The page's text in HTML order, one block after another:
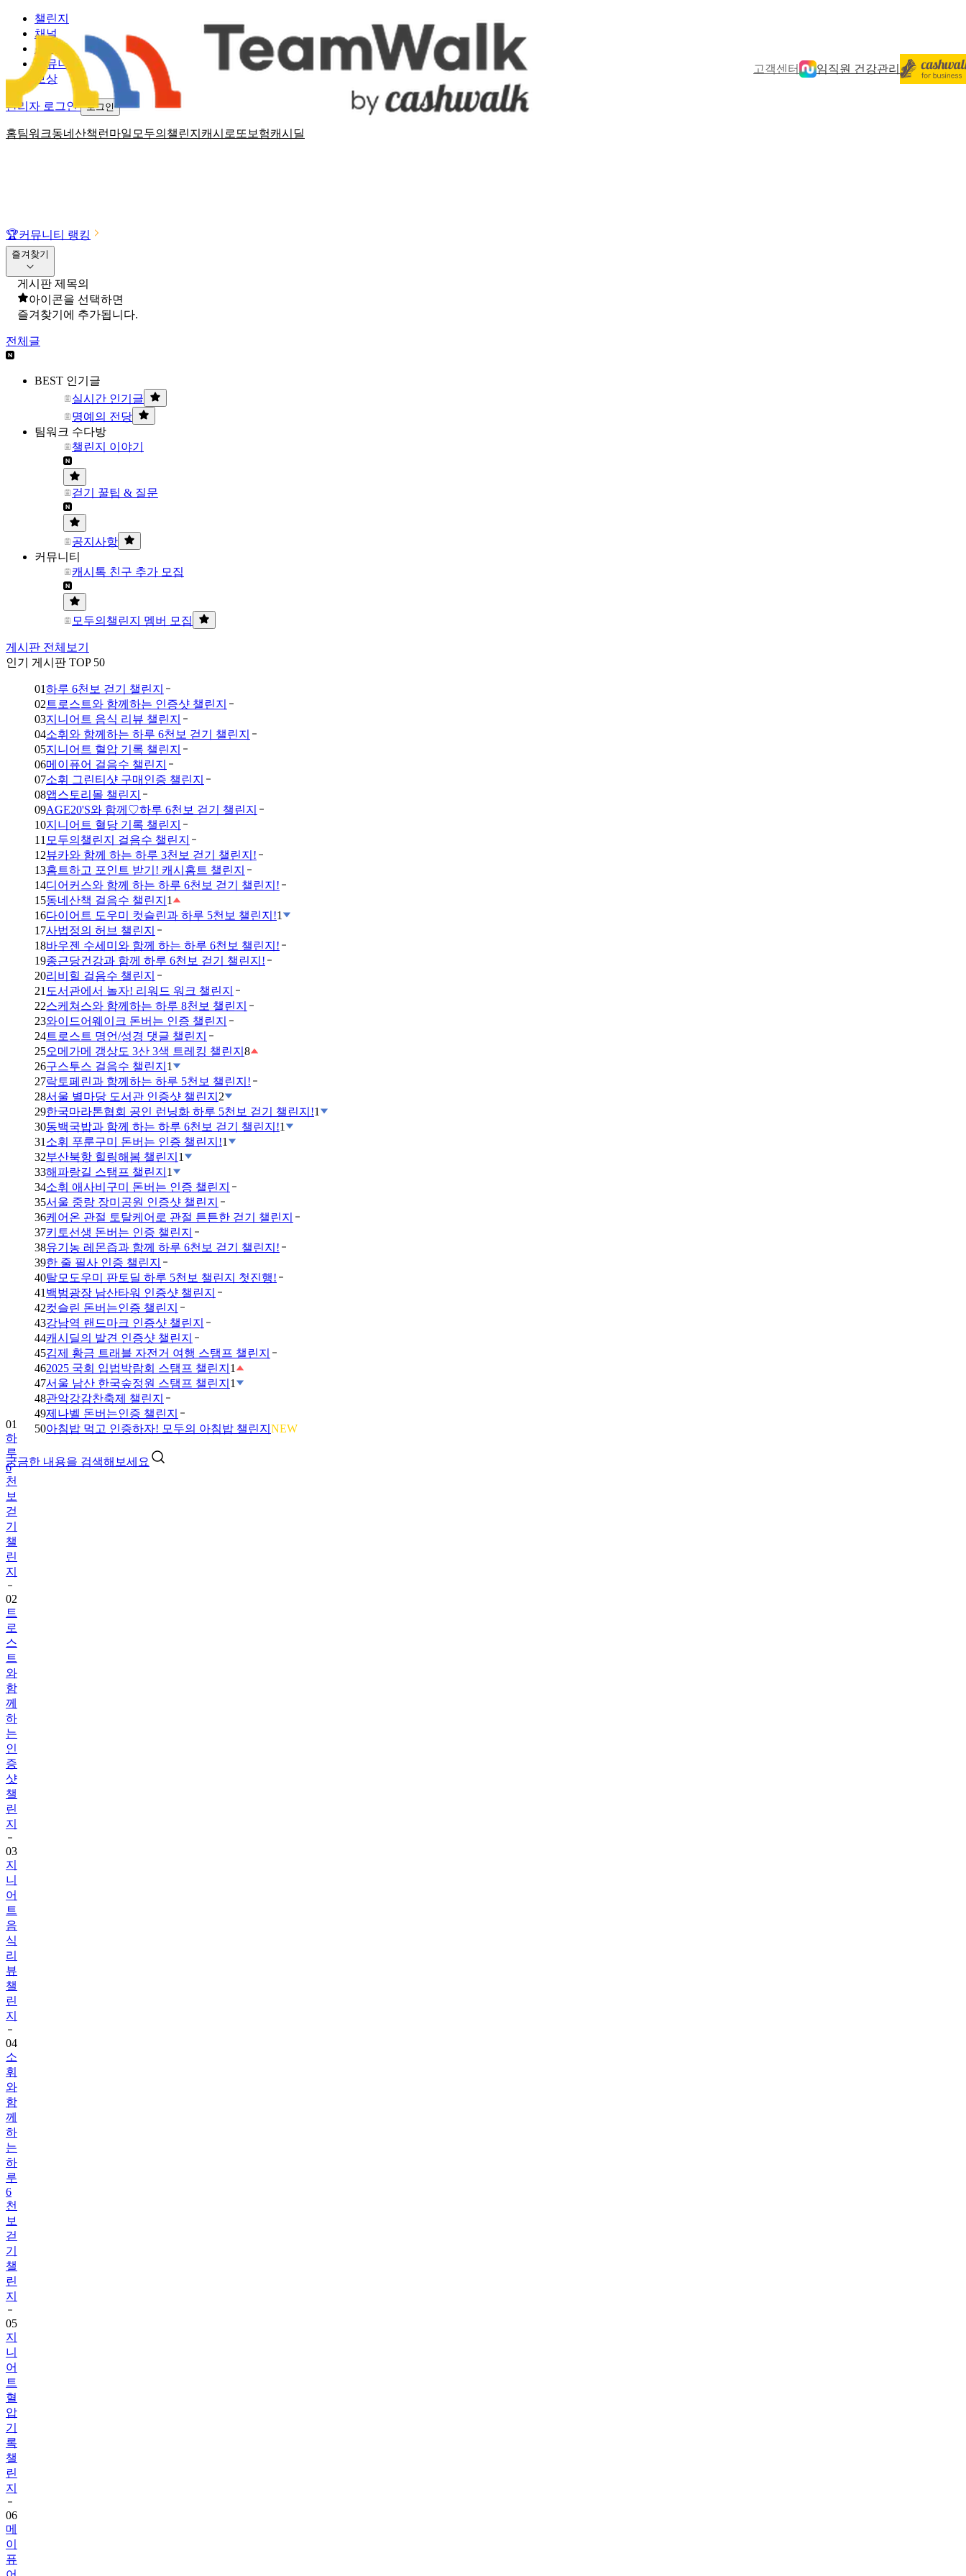
고객센터 임직원 건강관리
홈팀워크동네산책 런마일 모두의챌린지 캐시로또 보험캐시딜
챌린지
채널
소식
커뮤니티
보상
관리자 로그인 로그인
🏆커뮤니티 랭킹
즐겨찾기
게시판 제목의
아이콘을 선택하면
즐겨찾기에 추가됩니다.
전체글
BEST 인기글
실시간 인기글
명예의 전당
팀워크 수다방
챌린지 이야기
걷기 꿀팁 & 질문
공지사항
커뮤니티
캐시톡 친구 추가 모집
모두의챌린지 멤버 모집
게시판 전체보기
인기 게시판 TOP 50
01하루 6천보 걷기 챌린지
02 트로스트와 함께하는 인증샷 챌린지
03지니어트 음식 리뷰 챌린지
04소휘와 함께하는 하루 6천보 걷기 챌린지
05지니어트 혈압 기록 챌린지
06메이퓨어 걸음수 챌린지
07소휘 그린티샷 구매인증 챌린지
08앱스토리몰 챌린지
09AGE20'S와 함께♡하루 6천보 걷기 챌린지
10지니어트 혈당 기록 챌린지
11 모두의챌린지 걸음수 챌린지
12뷰카와 함께 하는 하루 3천보 걷기 챌린지!
13홈트하고 포인트 받기! 캐시홈트 챌린지
14디어커스와 함께 하는 하루 6천보 걷기 챌린지!
15동네산책 걸음수 챌린지 1
16다이어트 도우미 컷슬린과 하루 5천보 챌린지!1
17사법정의 허브 챌린지
18바우젠 수세미와 함께 하는 하루 6천보 챌린지!
19종근당건강과 함께 하루 6천보 걷기 챌린지!
20리비힐 걸음수 챌린지
21 도서관에서 놀자! 리워드 워크 챌린지
22스케쳐스와 함께하는 하루 8천보 챌린지
23와이드어웨이크 돈버는 인증 챌린지
24트로스트 명언/성경 댓글 챌린지
25오메가메 갱상도 3산 3색 트레킹 챌린지 8
26구스투스 걸음수 챌린지 1
27락토페린과 함께하는 하루 5천보 챌린지!
28서울 별마당 도서관 인증샷 챌린지 2
29한국마라톤협회 공인 런닝화 하루 5천보 걷기 챌린지!1
30동백국밥과 함께 하는 하루 6천보 걷기 챌린지!1
31 소휘 푸룬구미 돈버는 인증 챌린지!1
32부산북항 힐링해봄 챌린지 1
33해파랑길 스탬프 챌린지 1
34소휘 애사비구미 돈버는 인증 챌린지
35서울 중랑 장미공원 인증샷 챌린지
36케어온 관절 토탈케어로 관절 튼튼한 걷기 챌린지
37키토선생 돈버는 인증 챌린지
38유기농 레몬즙과 함께 하루 6천보 걷기 챌린지!
39한 줄 필사 인증 챌린지
40탈모도우미 판토딜 하루 5천보 챌린지 첫진행!
41 백범광장 남산타워 인증샷 챌린지
42컷슬린 돈버는인증 챌린지
43강남역 랜드마크 인증샷 챌린지
44캐시딜의 발견 인증샷 챌린지
45김제 황금 트래블 자전거 여행 스탬프 챌린지
462025 국회 입법박람회 스탬프 챌린지 1
47서울 남산 한국숲정원 스탬프 챌린지 1
48관악강감찬축제 챌린지
49제나벨 돈버는인증 챌린지
50아침밥 먹고 인증하자! 모두의 아침밥 챌린지 NEW
궁금한 내용을 검색해보세요
01
하
루
6
천
보
걷
기
챌
린
지
02
트
로
스
트
와
함
께
하
는
인
증
샷
챌
린
지
03
지
니
어
트
음
식
리
뷰
챌
린
지
04
소
휘
와
함
께
하
는
하
루
6
천
보
걷
기
챌
린
지
05
지
니
어
트
혈
압
기
록
챌
린
지
06
메
이
퓨